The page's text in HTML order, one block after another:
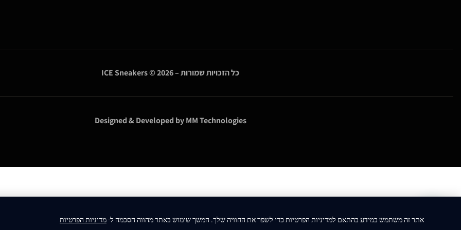
כל הזכויות שמורות – ICE Sneakers© 2026
Designed & Developed byMM Technologies
אתר זה משתמש במידע בהתאם למדיניות הפרטיות כדי לשפר את החוויה שלך. המשך שימוש באתר מהווה הסכמה ל-מדיניות הפרטיות